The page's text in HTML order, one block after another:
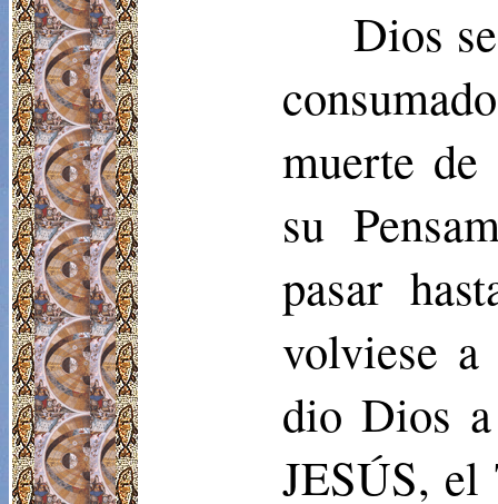
Dios
muerte
su
pasar
volviese
dio Dios
JESÚS, el